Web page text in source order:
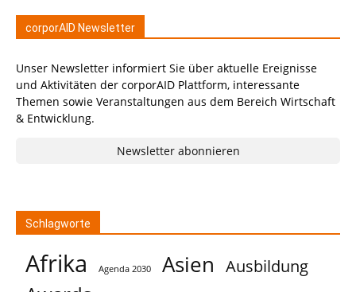
corporAID Newsletter
Unser Newsletter informiert Sie über aktuelle Ereignisse
und Aktivitäten der corporAID Plattform, interessante
Themen sowie Veranstaltungen aus dem Bereich Wirtschaft
& Entwicklung.
Newsletter abonnieren
Schlagworte
Afrika Agenda 2030 Asien Ausbildung